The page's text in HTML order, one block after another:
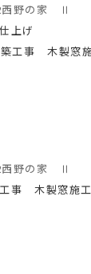
西野の家 Ⅱ
上げ
西野の家 Ⅱ
事 木製窓施工